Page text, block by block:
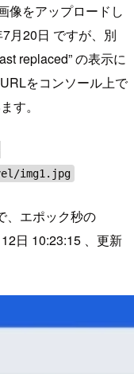
像をアップロードし
月20日 ですが、別
replaced” の表示に
をコンソール上で
す。
img1.jpg
、エポック秒の
日 10:23:15 、更新